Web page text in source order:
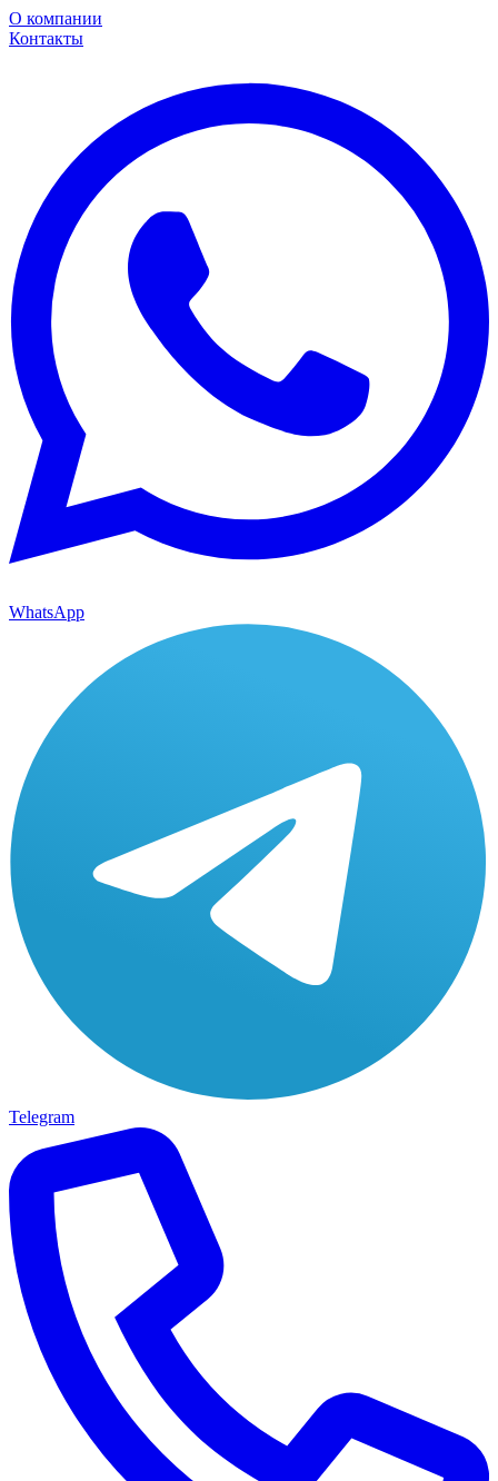
О компании
Контакты
WhatsApp
Telegram